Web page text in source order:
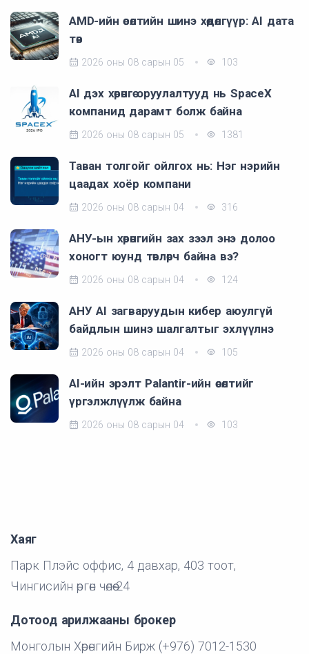
AMD-ийн өсөлтийн шинэ хөдөлгүүр: AI дата
төв
2026 оны 08 сарын 05 103
AI дэх хөрөнгө оруулалтууд нь SpaceX
компанид дарамт болж байна
2026 оны 08 сарын 05 1381
Таван толгойг ойлгох нь: Нэг нэрийн
цаадах хоёр компани
2026 оны 08 сарын 04 316
АНУ-ын хөрөнгийн зах зээл энэ долоо
хоногт юунд төвлөрч байна вэ?
2026 оны 08 сарын 04 124
АНУ AI загваруудын кибер аюулгүй
байдлын шинэ шалгалтыг эхлүүлнэ
2026 оны 08 сарын 04 105
AI-ийн эрэлт Palantir-ийн өсөлтийг
үргэлжлүүлж байна
2026 оны 08 сарын 04 103
Хаяг
Парк Плэйс оффис, 4 давхар, 403 тоот,
Чингисийн өргөн чөлөө-24
Дотоод арилжааны брокер
Монголын Хөрөнгийн Бирж (+976) 7012-1530